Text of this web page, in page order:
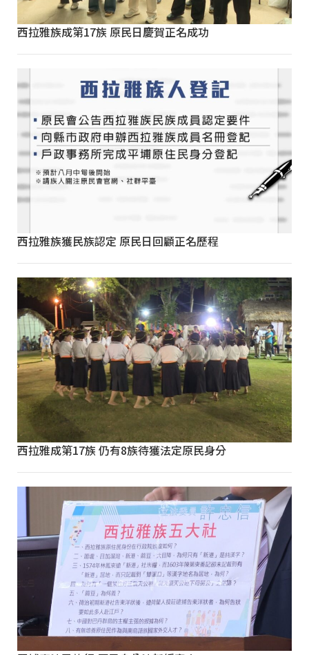
西拉雅族成第17族 原民日慶賀正名成功
西拉雅族獲民族認定 原民日回顧正名歷程
西拉雅成第17族 仍有8族待獲法定原民身分